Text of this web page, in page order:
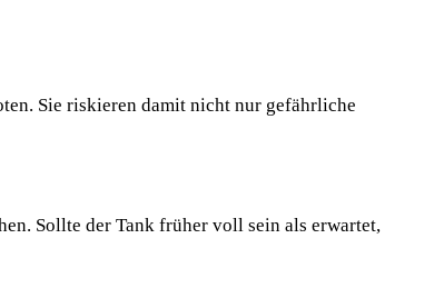
Sie riskieren damit nicht nur gefährliche
Sollte der Tank früher voll sein als erwartet,